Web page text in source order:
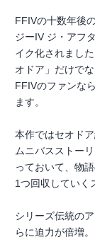
FFIVの十数年後
ジーIV ジ・アフ
イク化されまし
オドア」だけで
FFIVのファンな
ます。
本作ではセオド
ムニバスストー
っておいて、物
1つ回収していく
シリーズ伝統の
らに迫力が倍増